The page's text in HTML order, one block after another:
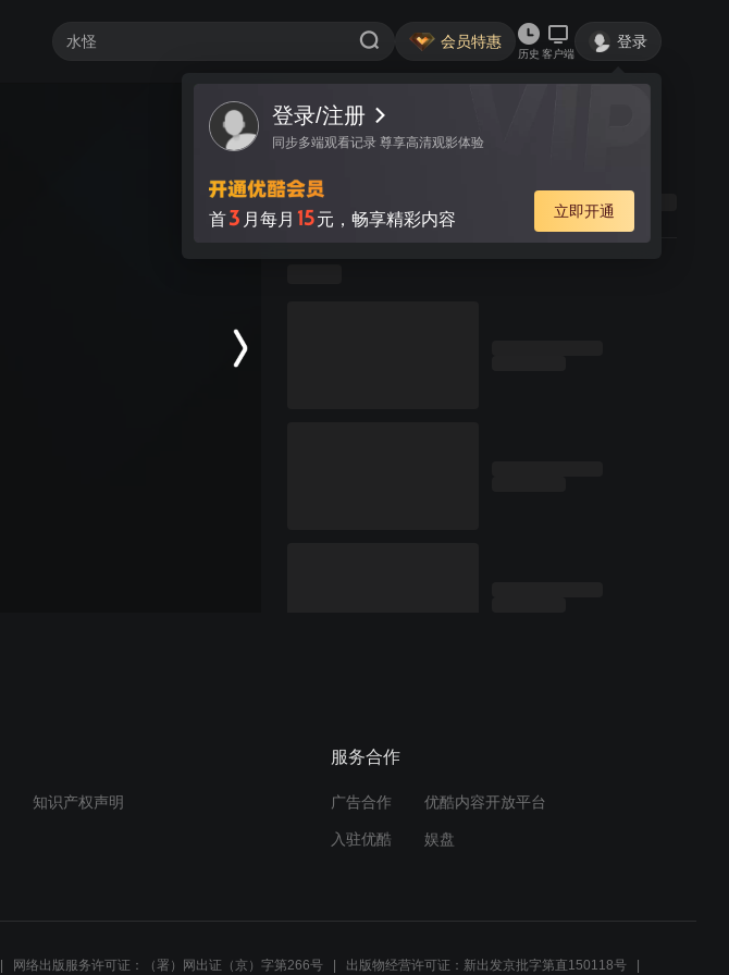
会员特惠
历史 客户端
登录
登录/注册
同步多端观看记录 尊享高清观影体验
首3 月每月 15元，畅享精彩内容 立即开通
知识产权声明
服务合作
广告合作 优酷内容开放平台
入驻优酷 娱盘
网络出版服务许可证：（署）网出证（京）字第266号 出版物经营许可证：新出发京批字第直150118号